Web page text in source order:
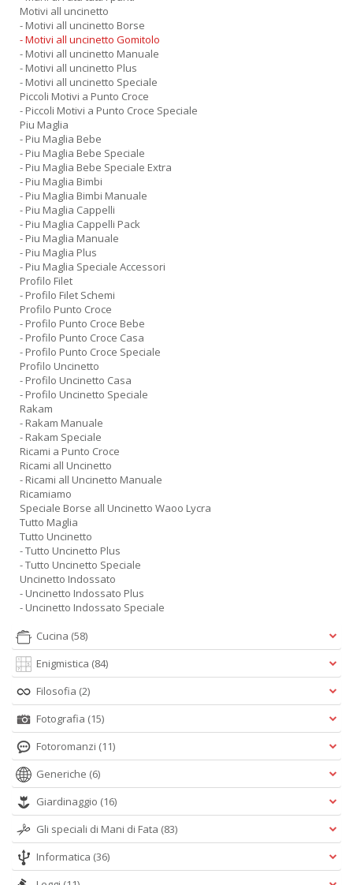
Motivi all uncinetto
- Motivi all uncinetto Borse
- Motivi all uncinetto Gomitolo
- Motivi all uncinetto Manuale
- Motivi all uncinetto Plus
- Motivi all uncinetto Speciale
Piccoli Motivi a Punto Croce
- Piccoli Motivi a Punto Croce Speciale
Piu Maglia
- Piu Maglia Bebe
- Piu Maglia Bebe Speciale
- Piu Maglia Bebe Speciale Extra
- Piu Maglia Bimbi
- Piu Maglia Bimbi Manuale
- Piu Maglia Cappelli
- Piu Maglia Cappelli Pack
- Piu Maglia Manuale
- Piu Maglia Plus
- Piu Maglia Speciale Accessori
Profilo Filet
- Profilo Filet Schemi
Profilo Punto Croce
- Profilo Punto Croce Bebe
- Profilo Punto Croce Casa
- Profilo Punto Croce Speciale
Profilo Uncinetto
- Profilo Uncinetto Casa
- Profilo Uncinetto Speciale
Rakam
- Rakam Manuale
- Rakam Speciale
Ricami a Punto Croce
Ricami all Uncinetto
- Ricami all Uncinetto Manuale
Ricamiamo
Speciale Borse all Uncinetto Waoo Lycra
Tutto Maglia
Tutto Uncinetto
- Tutto Uncinetto Plus
- Tutto Uncinetto Speciale
Uncinetto Indossato
- Uncinetto Indossato Plus
- Uncinetto Indossato Speciale
Cucina (58)
Enigmistica (84)
Filosofia (2)
Fotografia (15)
Fotoromanzi (11)
Generiche (6)
Giardinaggio (16)
Gli speciali di Mani di Fata (83)
Informatica (36)